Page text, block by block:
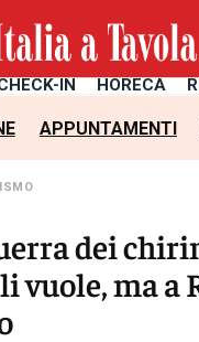
IN HORECA
APPUNTAMENTI
dei
li vuole, ma